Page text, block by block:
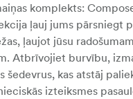
komplekts:
ļauj jums pārsniegt
ļaujot jūsu
Atbrīvojiet burvību,
šedevrus, kas atstāj
izteiksmes